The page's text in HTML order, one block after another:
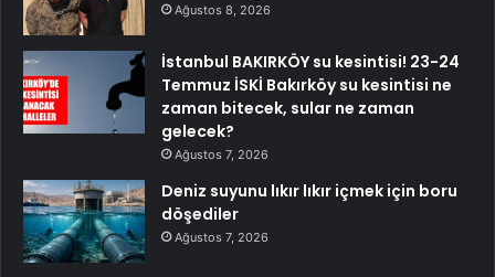
Ağustos 8, 2026
İstanbul BAKIRKÖY su kesintisi! 23-24
Temmuz İSKİ Bakırköy su kesintisi ne
zaman bitecek, sular ne zaman
gelecek?
Ağustos 7, 2026
Deniz suyunu lıkır lıkır içmek için boru
döşediler
Ağustos 7, 2026